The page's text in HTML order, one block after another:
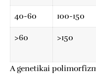
40-60 100-150
>60 >150
A genetikai